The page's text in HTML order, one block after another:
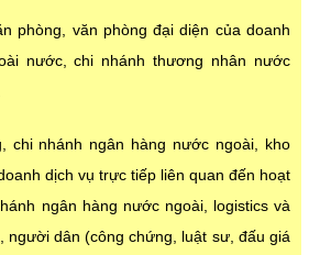
phòng, văn phòng đại diện của doanh
nước, chi nhánh thương nhân nước
chi nhánh ngân hàng nước ngoài, kho
dịch vụ trực tiếp liên quan đến hoạt
ngân hàng nước ngoài, logistics và
người dân (công chứng, luật sư, đấu giá